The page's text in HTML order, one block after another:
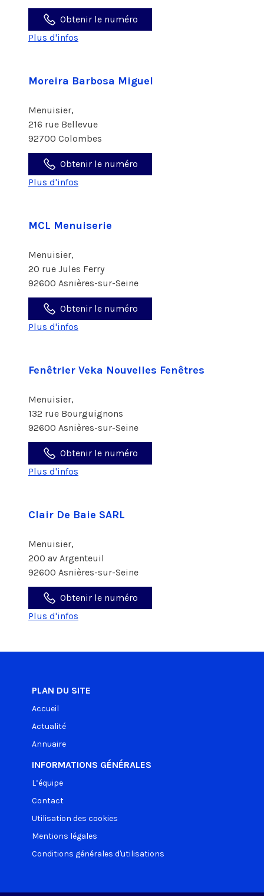
Obtenir le numéro
Plus d'infos
Moreira Barbosa Miguel
Menuisier,
216 rue Bellevue
92700 Colombes
Obtenir le numéro
Plus d'infos
MCL Menuiserie
Menuisier,
20 rue Jules Ferry
92600 Asnières-sur-Seine
Obtenir le numéro
Plus d'infos
Fenêtrier Veka Nouvelles Fenêtres
Menuisier,
132 rue Bourguignons
92600 Asnières-sur-Seine
Obtenir le numéro
Plus d'infos
Clair De Baie SARL
Menuisier,
200 av Argenteuil
92600 Asnières-sur-Seine
Obtenir le numéro
Plus d'infos
PLAN DU SITE
Accueil
Actualité
Annuaire
INFORMATIONS GÉNÉRALES
L’équipe
Contact
Utilisation des cookies
Mentions légales
Conditions générales d'utilisations